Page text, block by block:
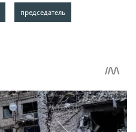
председатель